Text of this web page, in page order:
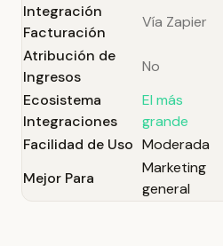
Integración
Facturación
Vía Zapier
Atribución de
Ingresos
No
Ecosistema
Integraciones
El más
grande
Facilidad de Uso Moderada
Mejor Para
Marketing
general